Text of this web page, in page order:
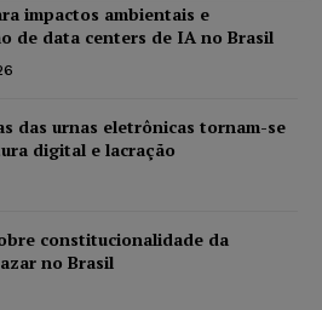
impactos ambientais e
de data centers de IA no Brasil
das urnas eletrônicas tornam-se
digital e lacração
constitucionalidade da
no Brasil